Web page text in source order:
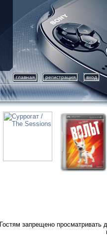
главная регистрация вход
Гостям запрещено просматривать